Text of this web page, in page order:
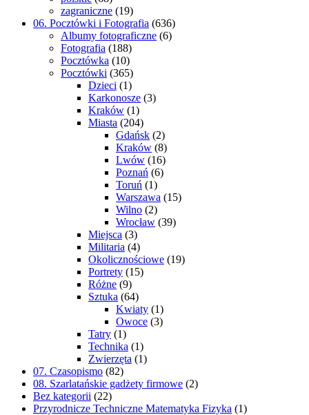
zagraniczne (19)
06. Pocztówki i Fotografia (636)
Albumy fotograficzne (6)
Fotografia (188)
Pocztówka (10)
Pocztówki (365)
Dzieci (1)
Karkonosze (3)
Kraków (1)
Miasta (204)
Gdańsk (2)
Kraków (8)
Lwów (16)
Poznań (6)
Toruń (1)
Warszawa (15)
Wilno (2)
Wrocław (39)
Miejsca (3)
Militaria (4)
Okolicznościowe (19)
Portrety (15)
Różne (9)
Sztuka (64)
Kwiaty (1)
Owoce (3)
Tatry (1)
Technika (1)
Zwierzęta (1)
07. Czasopismo (82)
08. Szarlatańskie gadżety firmowe (2)
Bez kategorii (22)
Przyrodnicze Techniczne Matematyka Fizyka (1)